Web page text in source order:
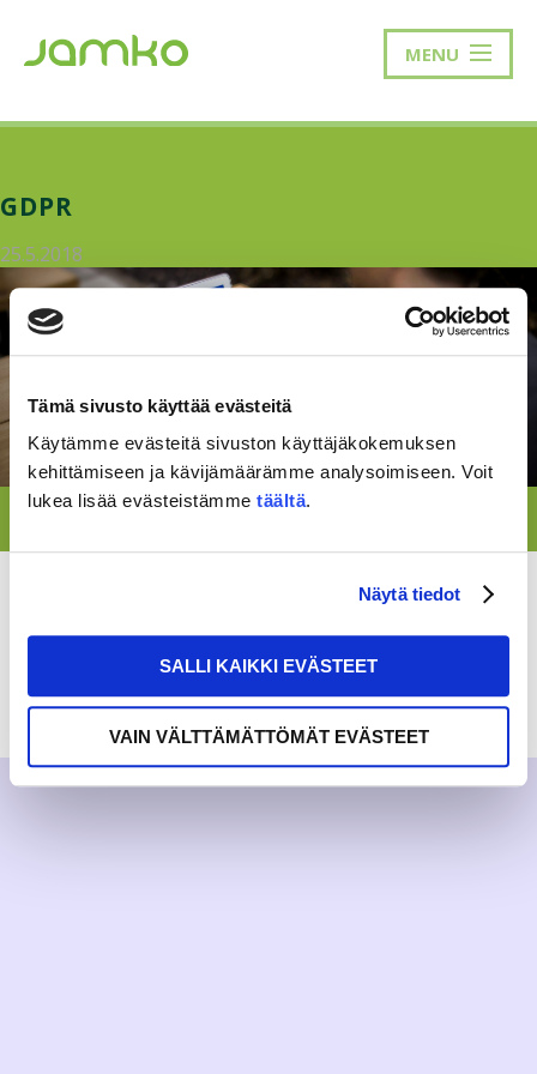
Tämä sivusto käyttää evästeitä
Käytämme evästeitä sivuston käyttäjäkokemuksen
kehittämiseen ja kävijämäärämme analysoimiseen. Voit
lukea lisää evästeistämme täältä.
Näytä tiedot
SALLI KAIKKI EVÄSTEET
VAIN VÄLTTÄMÄTTÖMÄT EVÄSTEET
MENU
GDPR
25.5.2018
RAKKAUDELLA,MEOM